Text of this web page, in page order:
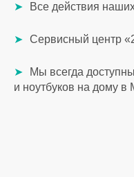
Все действия
Сервисный центр
Мы всегда
и ноутбуков на дому